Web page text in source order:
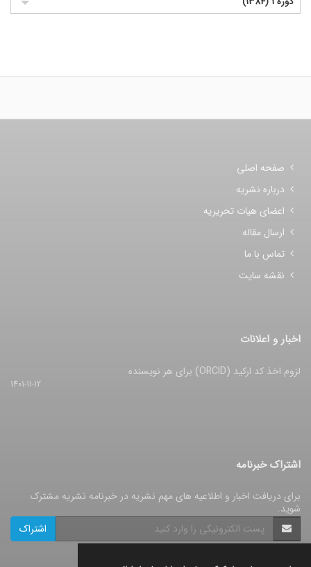
صفحه اصلی
درباره نشریه
اعضای هیات تحریریه
ارسال مقاله
تماس با ما
نقشه سایت
اخبار و اعلانات
لزوم اخذ کد ارکید (ORCID) برای هر نویسنده
1401-11-12
اشتراک خبرنامه
برای دریافت اخبار و اطلاعیه های مهم نشریه در خبرنامه نشریه مشترک
شوید.
اشتراک